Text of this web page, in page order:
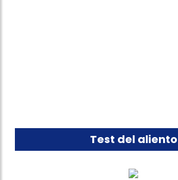
Test del aliento